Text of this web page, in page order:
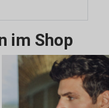
im Shop